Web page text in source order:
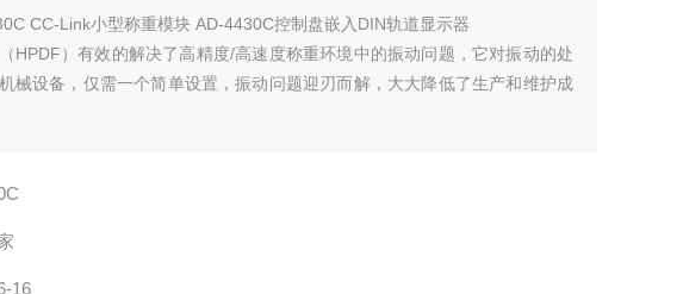
CC-Link小型称重模块 AD-4430C控制盘嵌入DIN轨道显示器
HPDF）有效的解决了高精度/高速度称重环境中的振动问题，它对振动的处
械设备，仅需一个简单设置，振动问题迎刃而解，大大降低了生产和维护成
修正功能
16